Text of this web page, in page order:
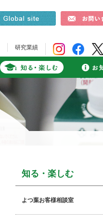
研究業績
知る・楽しむ
よつ葉お客様相談室